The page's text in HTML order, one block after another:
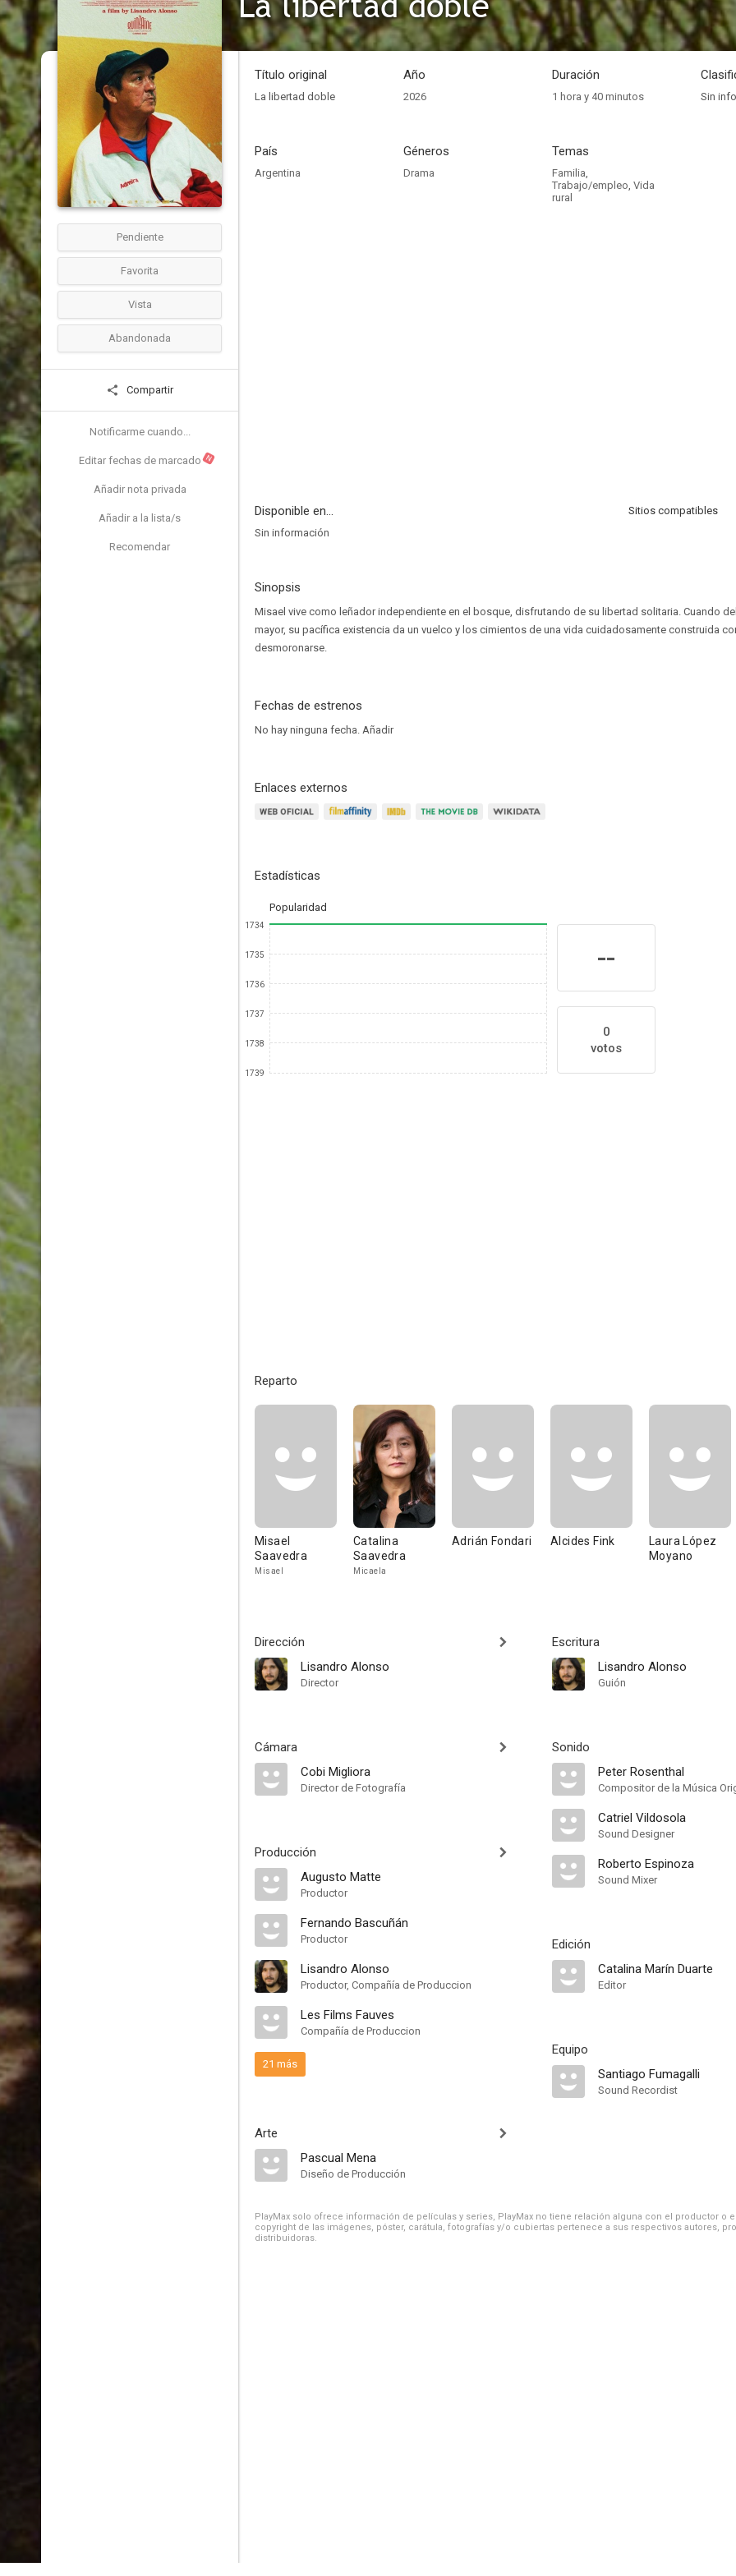
Pendiente
Favorita
Vista
Abandonada
Compartir
Notificarme cuando...
Editar fechas de marcado N
Añadir nota privada
Añadir a la lista/s
Recomendar
Título original
La libertad doble
Año
2026
Duración
1 hora y 40 minutos Sin
País
Argentina
Géneros
Drama
Temas
Familia,
Trabajo/empleo, Vida
rural
Disponible en...
Sitios compatibles
Sin información
Sinopsis
Misael vive como leñador independiente en el bosque, disfrutando de su libertad solitaria. Cuando
mayor, su pacífica existencia da un vuelco y los cimientos de una vida cuidadosamente construida
desmoronarse.
Fechas de estrenos
No hay ninguna fecha. Añadir
Enlaces externos
Estadísticas
Popularidad
1734
1735
1736
1737
1738
1739
--
0
votos
Reparto
Misael
Saavedra
Misael
Catalina
Saavedra
Micaela
Adrián Fondari Alcides Fink
Laura López
Moyano
Dirección
Lisandro Alonso
Director
Cámara
Cobi Migliora
Director de Fotografía
Producción
Augusto Matte
Productor
Fernando Bascuñán
Productor
Lisandro Alonso
Productor, Compañía de Produccion
Les Films Fauves
Compañía de Produccion
21 más
Arte
Pascual Mena
Diseño de Producción
Escritura
Lisandro Alonso
Guión
Sonido
Peter Rosenthal
Compositor de la Música
Catriel Vildosola
Sound Designer
Roberto Espinoza
Sound Mixer
Edición
Catalina Marín Duarte
Editor
Equipo
Santiago Fumagalli
Sound Recordist
PlayMax solo ofrece información de películas y series, PlayMax no tiene relación alguna con el productor o
copyright de las imágenes, póster, carátula, fotografías y/o cubiertas pertenece a sus respectivos autores,
distribuidoras.